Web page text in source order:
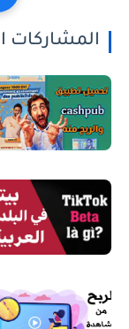
المشاركات